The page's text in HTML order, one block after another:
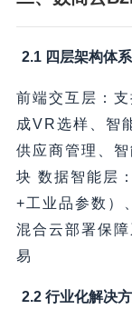
2.1 四层架构体系
前端交互层：
成VR选样、智
供应商管理、
块 数据智能层
+工业品参数）
混合云部署保
易
2.2 行业化解决